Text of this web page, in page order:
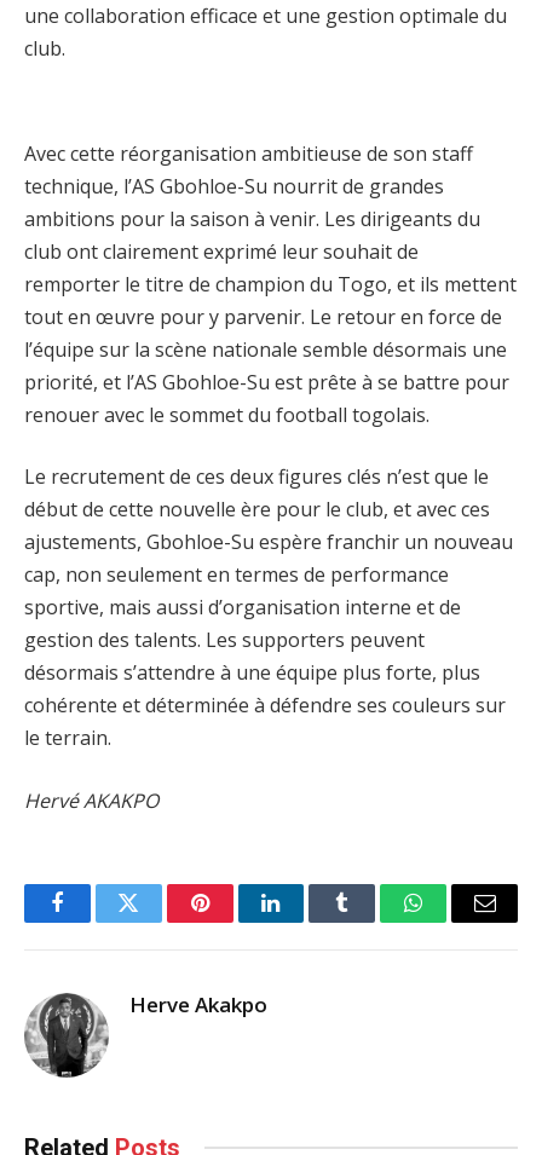
une collaboration efficace et une gestion optimale du
club.
Avec cette réorganisation ambitieuse de son staff
technique, l’AS Gbohloe-Su nourrit de grandes
ambitions pour la saison à venir. Les dirigeants du
club ont clairement exprimé leur souhait de
remporter le titre de champion du Togo, et ils mettent
tout en œuvre pour y parvenir. Le retour en force de
l’équipe sur la scène nationale semble désormais une
priorité, et l’AS Gbohloe-Su est prête à se battre pour
renouer avec le sommet du football togolais.
Le recrutement de ces deux figures clés n’est que le
début de cette nouvelle ère pour le club, et avec ces
ajustements, Gbohloe-Su espère franchir un nouveau
cap, non seulement en termes de performance
sportive, mais aussi d’organisation interne et de
gestion des talents. Les supporters peuvent
désormais s’attendre à une équipe plus forte, plus
cohérente et déterminée à défendre ses couleurs sur
le terrain.
Hervé AKAKPO
FacebookTwitter PinterestLinkedInTumblr WhatsAppEmail
Herve Akakpo
Related Posts